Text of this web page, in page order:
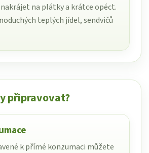
na plátky a krátce opéct.
teplých jídel, sendvičů
připravovat?
k přímé konzumaci můžete